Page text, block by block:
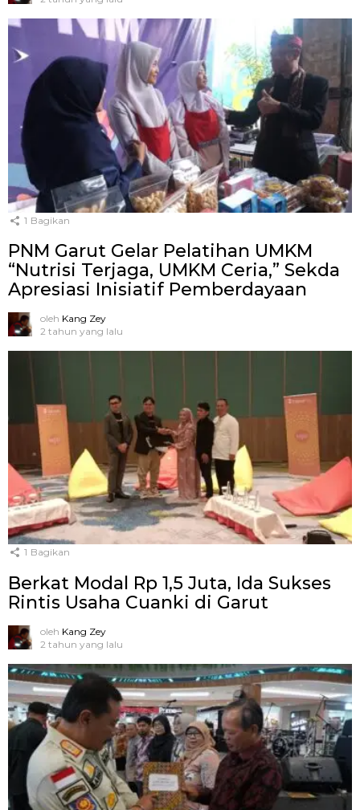
1 Bagikan
PNM Garut Gelar Pelatihan UMKM
“Nutrisi Terjaga, UMKM Ceria,” Sekda
Apresiasi Inisiatif Pemberdayaan
oleh Kang Zey
2 tahun yang lalu
1 Bagikan
Berkat Modal Rp 1,5 Juta, Ida Sukses
Rintis Usaha Cuanki di Garut
oleh Kang Zey
2 tahun yang lalu